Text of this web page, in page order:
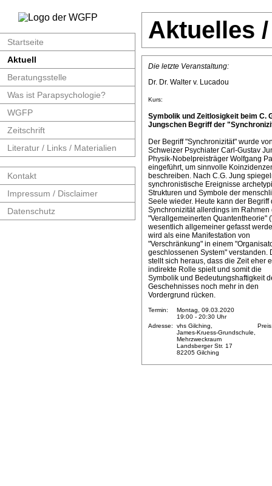
Startseite
Aktuell
Beratungsstelle
Was ist Parapsychologie?
WGFP
Zeitschrift
Literatur / Links / Materialien
Kontakt
Impressum / Disclaimer
Datenschutz
Aktuelles
Die letzte Veranstaltung:
Dr. Dr. Walter v. Lucadou
Kurs:
Symbolik und Zeitlosigkeit beim C.
Jungschen Begriff der
Der Begriff "Synchronizität" wurde
Schweizer Psychiater Carl-Gustav
Physik-Nobelpreisträger Wolfgang
eingeführt, um sinnvolle
beschreiben. Nach C.G. Jung
synchronistische Ereignisse
Strukturen und Symbole der
Seele wieder. Heute kann der Begriff
Synchronizität allerdings im Rahmen
"Verallgemeinerten Quantentheorie"
wesentlich allgemeiner gefasst
wird als eine Manifestation von
"Verschränkung" in einem
geschlossenen System" verstanden.
stellt sich heraus, dass die Zeit eher
indirekte Rolle spielt und somit die
Symbolik und Bedeutungshaftigkeit
Geschehnisses noch mehr in den
Vordergrund rücken.
Termin:
Montag, 09.03.2020
19:00 - 20:30 Uhr
Adresse:
vhs Gilching,
James-Kruess-Grundschule,
Mehrzweckraum
Landsberger Str. 17
82205 Gilching